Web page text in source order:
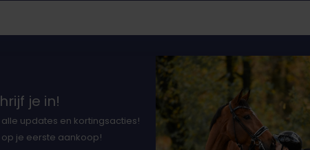
Vacatures
Bestellen en levering
je in!
updates en kortingsacties!
op je eerste aankoop!